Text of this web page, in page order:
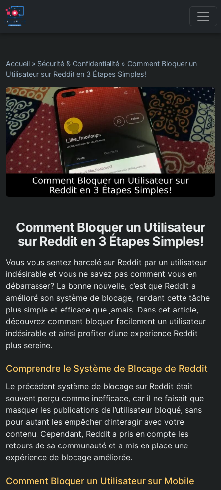
Accueil » Sécurité & Confidentialité » Comment Bloquer un
Utilisateur sur Reddit en 3 Étapes Simples!
Comment Bloquer un Utilisateur
sur Reddit en 3 Étapes Simples!
Vous vous sentez harcelé sur Reddit par un utilisateur
indésirable et vous ne savez pas comment vous en
débarrasser? La bonne nouvelle, c’est que Reddit a
amélioré son système de blocage, rendant cette tâche
plus simple et efficace que jamais. Dans cet article,
découvrez comment bloquer facilement un utilisateur
indésirable et ainsi profiter d’une expérience Reddit
plus sereine.
Comprendre le Système de Blocage de Reddit
Le précédent système de blocage sur Reddit était
souvent perçu comme inefficace, car il ne faisait que
masquer les publications de l’utilisateur bloqué, sans
pour autant les empêcher d’interagir avec votre
contenu. Cependant, Reddit a pris en compte les
retours de sa communauté et a mis en place une
expérience de blocage améliorée.
Comment Bloquer un Utilisateur sur Mobile